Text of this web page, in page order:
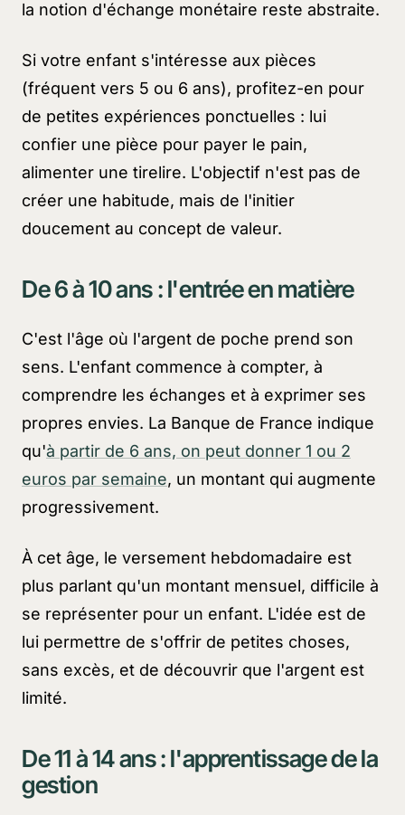
la notion d'échange monétaire reste abstraite.
Si votre enfant s'intéresse aux pièces
(fréquent vers 5 ou 6 ans), profitez-en pour
de petites expériences ponctuelles : lui
confier une pièce pour payer le pain,
alimenter une tirelire. L'objectif n'est pas de
créer une habitude, mais de l'initier
doucement au concept de valeur.
De 6 à 10 ans : l'entrée en matière
C'est l'âge où l'argent de poche prend son
sens. L'enfant commence à compter, à
comprendre les échanges et à exprimer ses
propres envies. La Banque de France indique
qu'à partir de 6 ans, on peut donner 1 ou 2
euros par semaine, un montant qui augmente
progressivement.
À cet âge, le versement hebdomadaire est
plus parlant qu'un montant mensuel, difficile à
se représenter pour un enfant. L'idée est de
lui permettre de s'offrir de petites choses,
sans excès, et de découvrir que l'argent est
limité.
De 11 à 14 ans : l'apprentissage de la
gestion